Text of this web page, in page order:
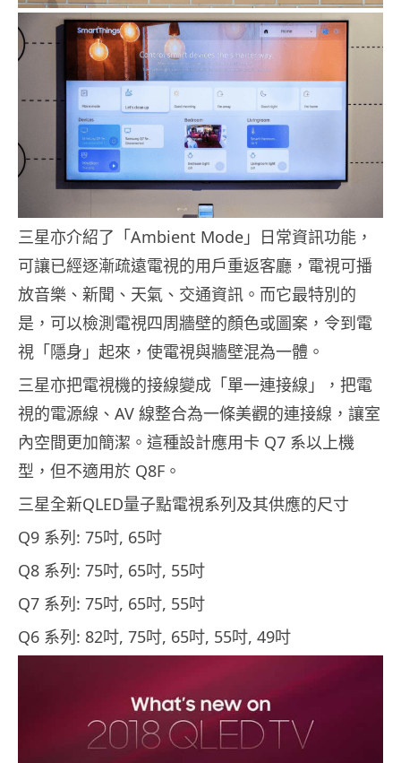
三星亦介紹了「Ambient Mode」日常資訊功能，
可讓已經逐漸疏遠電視的用戶重返客廳，電視可播
放音樂、新聞、天氣、交通資訊。而它最特別的
是，可以檢測電視四周牆壁的顏色或圖案，令到電
視「隱身」起來，使電視與牆壁混為一體。
三星亦把電視機的接線變成「單一連接線」，把電
視的電源線、AV 線整合為一條美觀的連接線，讓室
內空間更加簡潔。這種設計應用卡 Q7 系以上機
型，但不適用於 Q8F。
三星全新QLED量子點電視系列及其供應的尺寸
Q9 系列: 75吋, 65吋
Q8 系列: 75吋, 65吋, 55吋
Q7 系列: 75吋, 65吋, 55吋
Q6 系列: 82吋, 75吋, 65吋, 55吋, 49吋